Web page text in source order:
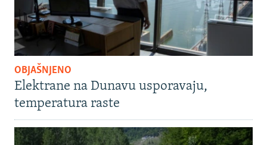
OBJAŠNJENO
Elektrane na Dunavu usporavaju,
temperatura raste